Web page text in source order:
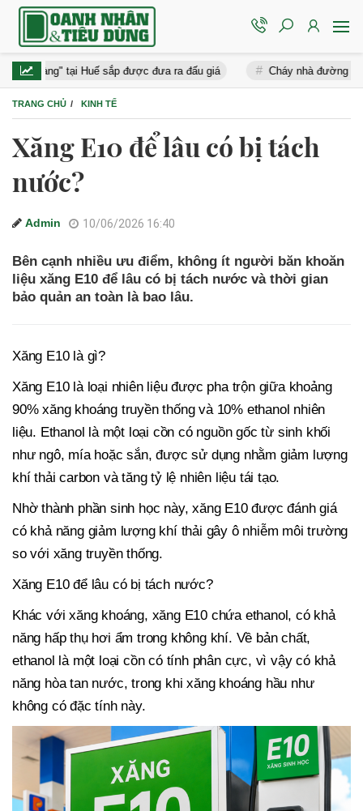
tại Huế sắp được đưa ra đấu giá Cháy nhà đường Nguyễn
TRANG CHỦ KINH TẾ
Xăng E10 để lâu có bị tách
nước?
Admin 10/06/2026 16:40
Bên cạnh nhiều ưu điểm, không ít người băn khoăn
liệu xăng E10 để lâu có bị tách nước và thời gian
bảo quản an toàn là bao lâu.
Xăng E10 là gì?
Xăng E10 là loại nhiên liệu được pha trộn giữa khoảng
90% xăng khoáng truyền thống và 10% ethanol nhiên
liệu. Ethanol là một loại cồn có nguồn gốc từ sinh khối
như ngô, mía hoặc sắn, được sử dụng nhằm giảm lượng
khí thải carbon và tăng tỷ lệ nhiên liệu tái tạo.
Nhờ thành phần sinh học này, xăng E10 được đánh giá
có khả năng giảm lượng khí thải gây ô nhiễm môi trường
so với xăng truyền thống.
Xăng E10 để lâu có bị tách nước?
Khác với xăng khoáng, xăng E10 chứa ethanol, có khả
năng hấp thụ hơi ẩm trong không khí. Về bản chất,
ethanol là một loại cồn có tính phân cực, vì vậy có khả
năng hòa tan nước, trong khi xăng khoáng hầu như
không có đặc tính này.